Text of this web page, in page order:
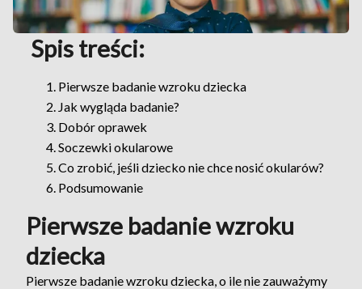
Spis treści:
Pierwsze badanie wzroku dziecka
Jak wygląda badanie?
Dobór oprawek
Soczewki okularowe
Co zrobić, jeśli dziecko nie chce nosić okularów?
Podsumowanie
Pierwsze badanie wzroku
dziecka
Pierwsze badanie wzroku dziecka, o ile nie zauważymy